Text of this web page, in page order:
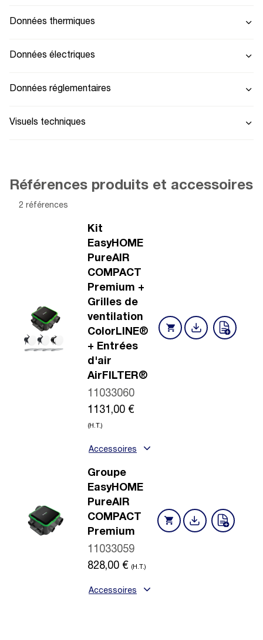
Données thermiques
Données électriques
Données réglementaires
Visuels techniques
Références produits et accessoires
2 références
Kit
EasyHOME
PureAIR
COMPACT
Premium +
Grilles de
ventilation
ColorLINE®
+ Entrées
d'air
AirFILTER®
11033060
1131,00 €
(H.T.)
Accessoires
Groupe
EasyHOME
PureAIR
COMPACT
Premium
11033059
828,00 € (H.T.)
Accessoires